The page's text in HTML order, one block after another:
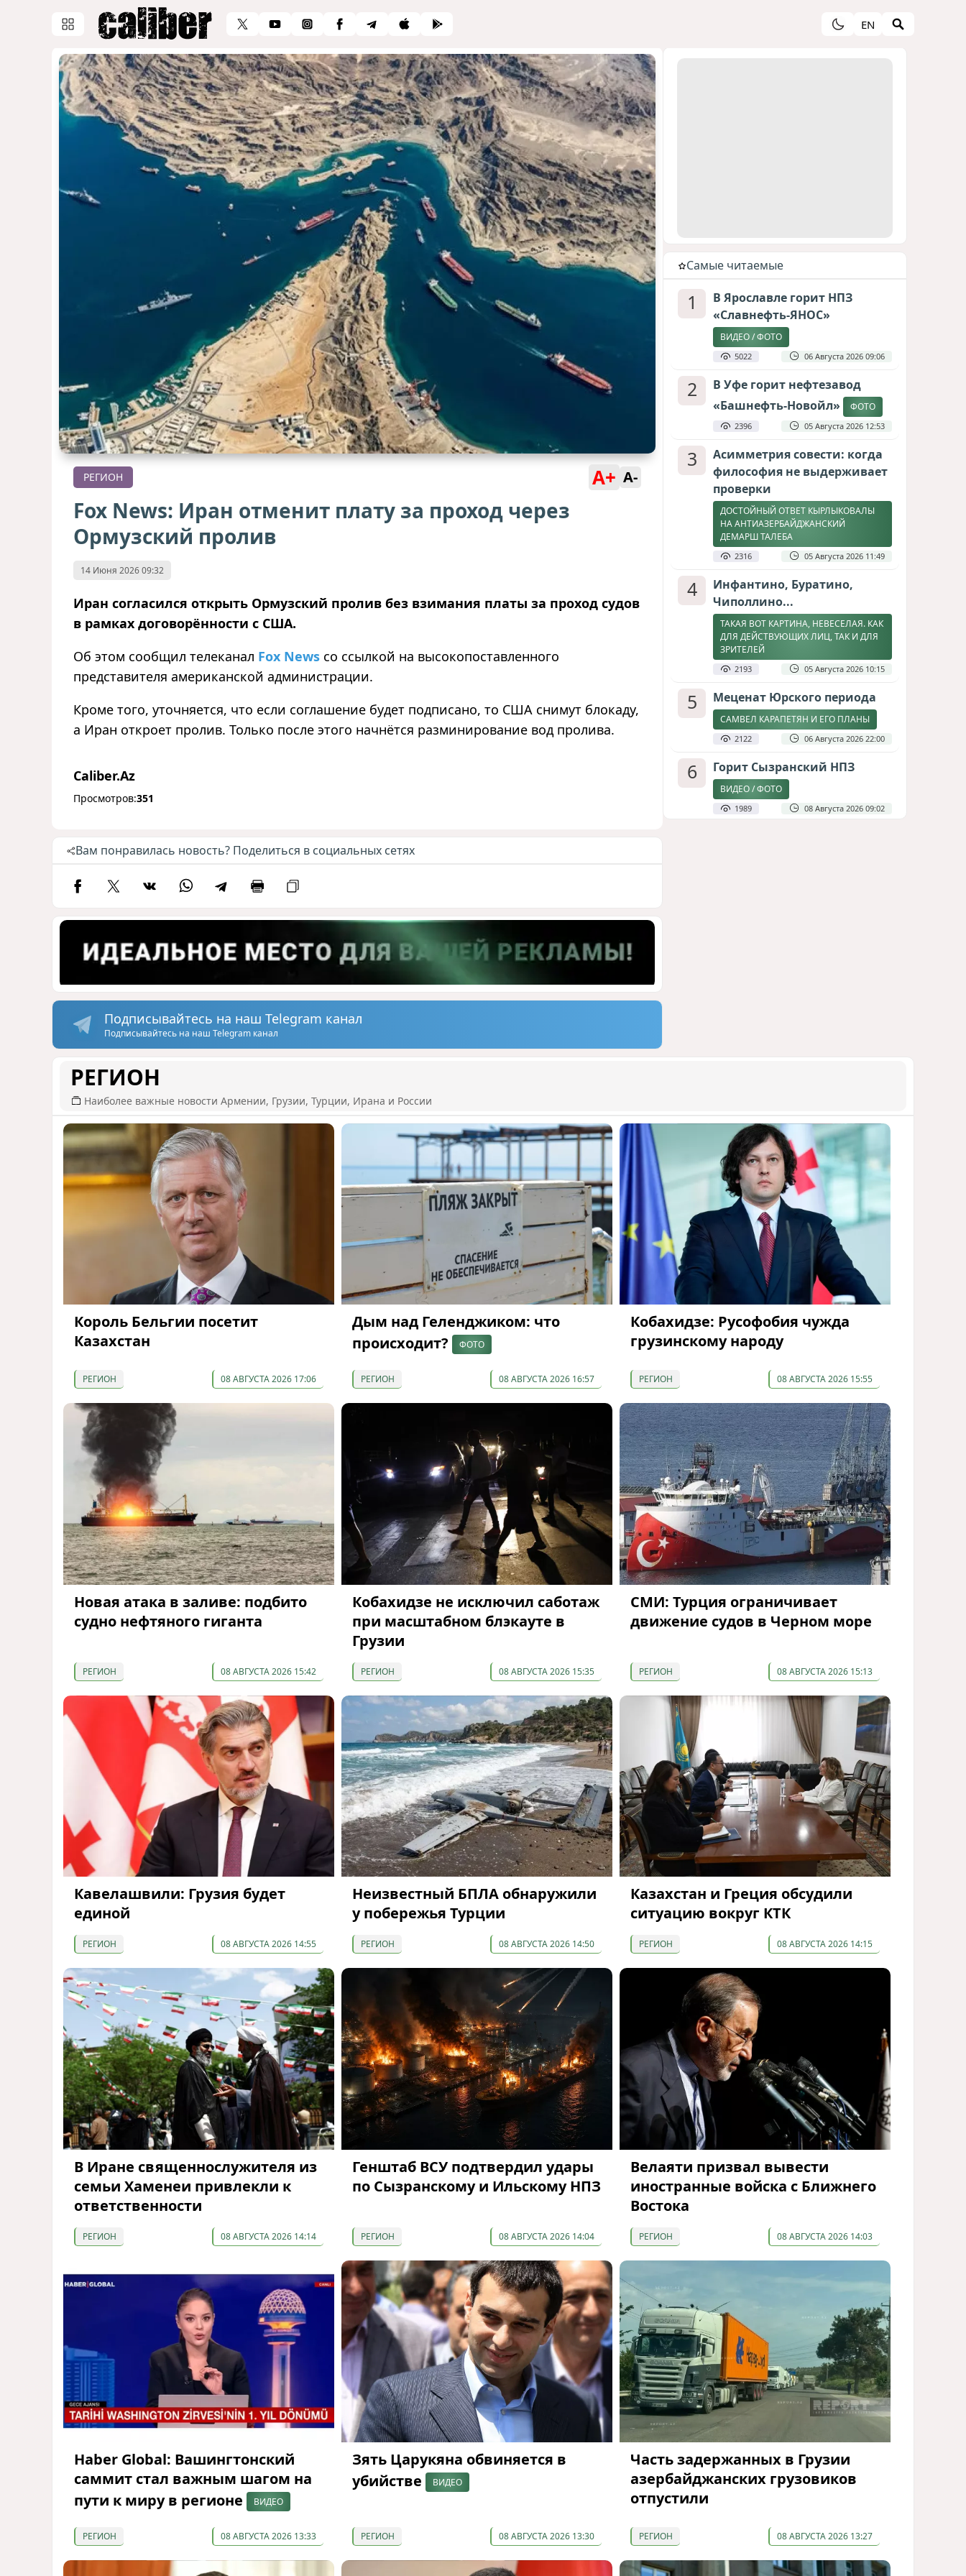
EN
РЕГИОН A+ A-
Fox News: Иран отменит плату за проход через
Ормузский пролив
14 Июня 2026 09:32
Иран согласился открыть Ормузский пролив без взимания платы за проход судов
в рамках договорённости с США.
Об этом сообщил телеканал Fox News со ссылкой на высокопоставленного
представителя американской администрации.
Кроме того, уточняется, что если соглашение будет подписано, то США снимут блокаду,
а Иран откроет пролив. Только после этого начнётся разминирование вод пролива.
Caliber.Az
Просмотров:351
Вам понравилась новость? Поделиться в социальных сетях
Подписывайтесь на наш Telegram канал
Подписывайтесь на наш Telegram канал
Cамые читаемые
1
В Ярославле горит НПЗ
«Славнефть-ЯНОС»
ВИДЕО / ФОТО
5022 06 Августа 2026 09:06
2
В Уфе горит нефтезавод
«Башнефть-Новойл»
ФОТО
2396 05 Августа 2026 12:53
3
Асимметрия совести: когда
философия не выдерживает
проверки
ДОСТОЙНЫЙ ОТВЕТ КЫРЛЫКОВАЛЫ
НА АНТИАЗЕРБАЙДЖАНСКИЙ
ДЕМАРШ ТАЛЕБА
2316 05 Августа 2026 11:49
4
Инфантино, Буратино,
Чиполлино...
ТАКАЯ ВОТ КАРТИНА, НЕВЕСЕЛАЯ. КАК
ДЛЯ ДЕЙСТВУЮЩИХ ЛИЦ, ТАК И ДЛЯ
ЗРИТЕЛЕЙ
2193 05 Августа 2026 10:15
5 Меценат Юрского периода
САМВЕЛ КАРАПЕТЯН И ЕГО ПЛАНЫ
2122 06 Августа 2026 22:00
6 Горит Сызранский НПЗ
ВИДЕО / ФОТО
1989 08 Августа 2026 09:02
Тень биткоина над Грузией:
блэкауты и проблемы
майнинга
СТАТЬЯ ВЛАДИМИРА ЦХВЕДИАНИ
1282 05 Августа 2026 17:46
РЕГИОН
Наиболее важные новости Армении, Грузии, Турции, Ирана и России
Король Бельгии посетит
Казахстан
РЕГИОН 08 АВГУСТА 2026 17:06
Дым над Геленджиком: что
происходит?
ФОТО
РЕГИОН 08 АВГУСТА 2026 16:57
Кобахидзе: Русофобия чужда
грузинскому народу
РЕГИОН 08 АВГУСТА 2026 15:55
Новая атака в заливе: подбито
судно нефтяного гиганта
РЕГИОН 08 АВГУСТА 2026 15:42
Кобахидзе не исключил саботаж
при масштабном блэкауте в
Грузии
РЕГИОН 08 АВГУСТА 2026 15:35
СМИ: Турция ограничивает
движение судов в Черном море
РЕГИОН 08 АВГУСТА 2026 15:13
Кавелашвили: Грузия будет
единой
РЕГИОН 08 АВГУСТА 2026 14:55
Неизвестный БПЛА обнаружили
у побережья Турции
РЕГИОН 08 АВГУСТА 2026 14:50
Казахстан и Греция обсудили
ситуацию вокруг КТК
РЕГИОН 08 АВГУСТА 2026 14:15
В Иране священнослужителя из
семьи Хаменеи привлекли к
ответственности
РЕГИОН 08 АВГУСТА 2026 14:14
Генштаб ВСУ подтвердил удары
по Сызранскому и Ильскому НПЗ
РЕГИОН 08 АВГУСТА 2026 14:04
Велаяти призвал вывести
иностранные войска с Ближнего
Востока
РЕГИОН 08 АВГУСТА 2026 14:03
Haber Global: Вашингтонский
саммит стал важным шагом на
пути к миру в регионе
ВИДЕО
РЕГИОН 08 АВГУСТА 2026 13:33
Зять Царукяна обвиняется в
убийстве
ВИДЕО
РЕГИОН 08 АВГУСТА 2026 13:30
Часть задержанных в Грузии
азербайджанских грузовиков
отпустили
РЕГИОН 08 АВГУСТА 2026 13:27